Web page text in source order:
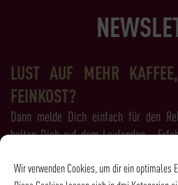
Wir verwenden Cookies, um dir ein optimales
LUST AUF MEHR
FEINKOST?
Dann melde Dich einfach für den
halten Dich auf dem Laufenden -